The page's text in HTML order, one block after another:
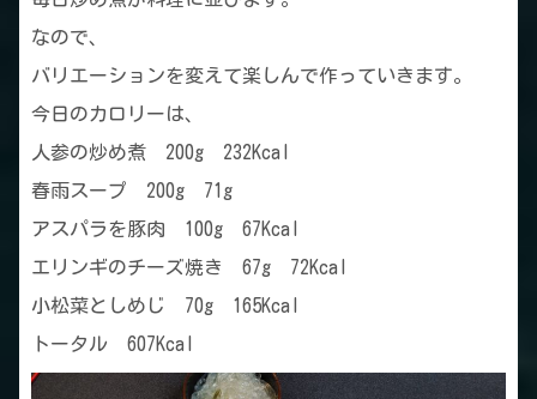
なので、
バリエーションを変えて楽しんで作っていきます。
今日のカロリーは、
人参の炒め煮 200g 232Kcal
春雨スープ 200g 71g
アスパラを豚肉 100g 67Kcal
エリンギのチーズ焼き 67g 72Kcal
小松菜としめじ 70g 165Kcal
トータル 607Kcal